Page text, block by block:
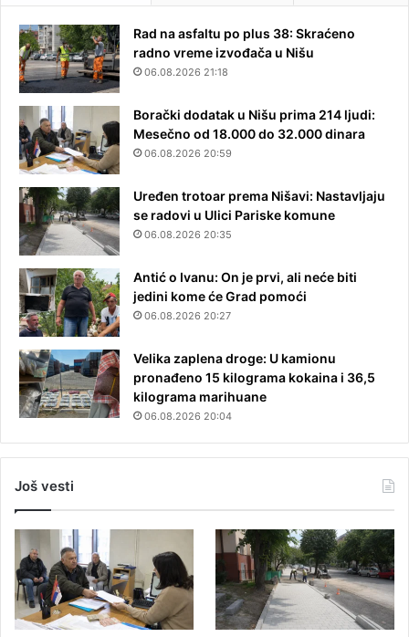
Rad na asfaltu po plus 38: Skraćeno
radno vreme izvođača u Nišu
06.08.2026 21:18
Borački dodatak u Nišu prima 214 ljudi:
Mesečno od 18.000 do 32.000 dinara
06.08.2026 20:59
Uređen trotoar prema Nišavi: Nastavljaju
se radovi u Ulici Pariske komune
06.08.2026 20:35
Antić o Ivanu: On je prvi, ali neće biti
jedini kome će Grad pomoći
06.08.2026 20:27
Velika zaplena droge: U kamionu
pronađeno 15 kilograma kokaina i 36,5
kilograma marihuane
06.08.2026 20:04
Još vesti